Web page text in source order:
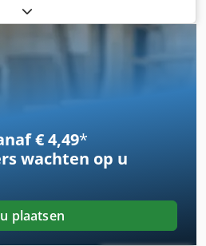
overig
achterste steun, hydraulische
Opbouwlengte 6.350 mm,
7 m, ca. 1.700 bedrijfsuren,
en extra hydraulische
ZONDER
verkoop en fouten
€ 4,49*
wachten op u
plaatsen